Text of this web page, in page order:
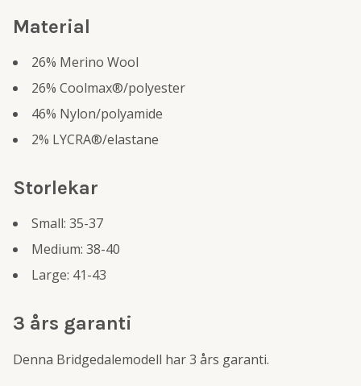
Material
26% Merino Wool
26% Coolmax®/polyester
46% Nylon/polyamide
2% LYCRA®/elastane
Storlekar
Small: 35-37
Medium: 38-40
Large: 41-43
3 års garanti
Denna Bridgedalemodell har 3 års garanti.